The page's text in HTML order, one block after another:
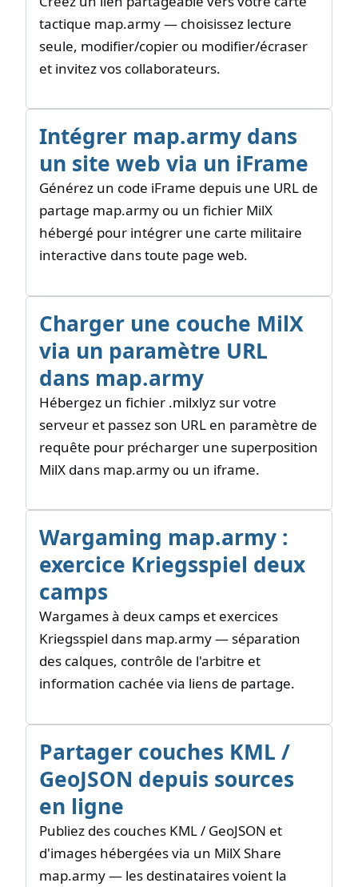
tactique map.army — choisissez lecture
seule, modifier/copier ou modifier/écraser
et invitez vos collaborateurs.
Intégrer map.army dans
un site web via un iFrame
Générez un code iFrame depuis une URL de
partage map.army ou un fichier MilX
hébergé pour intégrer une carte militaire
interactive dans toute page web.
Charger une couche MilX
via un paramètre URL
dans map.army
Hébergez un fichier .milxlyz sur votre
serveur et passez son URL en paramètre de
requête pour précharger une superposition
MilX dans map.army ou un iframe.
Wargaming map.army :
exercice Kriegsspiel deux
camps
Wargames à deux camps et exercices
Kriegsspiel dans map.army — séparation
des calques, contrôle de l'arbitre et
information cachée via liens de partage.
Partager couches KML /
GeoJSON depuis sources
en ligne
Publiez des couches KML / GeoJSON et
d'images hébergées via un MilX Share
map.army — les destinataires voient la